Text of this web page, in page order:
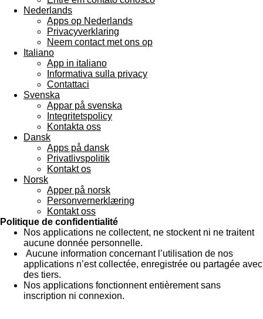
Nederlands
Apps op Nederlands
Privacyverklaring
Neem contact met ons op
Italiano
App in italiano
Informativa sulla privacy
Contattaci
Svenska
Appar på svenska
Integritetspolicy
Kontakta oss
Dansk
Apps på dansk
Privatlivspolitik
Kontakt os
Norsk
Apper på norsk
Personvernerklæring
Kontakt oss
Politique de confidentialité
Nos applications ne collectent, ne stockent ni ne traitent
aucune donnée personnelle.
Aucune information concernant l’utilisation de nos
applications n’est collectée, enregistrée ou partagée avec
des tiers.
Nos applications fonctionnent entièrement sans
inscription ni connexion.